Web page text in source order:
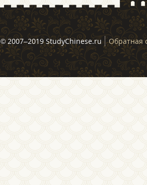
© 2007–2019 StudyChinese.ru Обратная